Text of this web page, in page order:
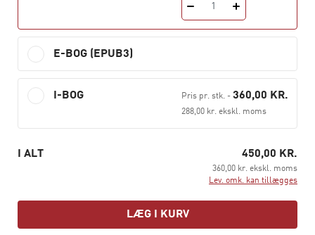
Samtidig får du indsigt i, hvordan teknologi, sociale
medier og nye digitale kontaktformer påvirker både
kundens beslutningsrejse og din rolle som sælger.
Bogen behandler blandt andet:
Kommunikationens betydning i salgsarbejdet
Præsentationsteknik og den professionelle
Personlige kompetencer, mental robusthed og
Forhandling og håndtering af interesseforskelle
1
E-BOG (EPUB3)
I-BOG Pris pr. stk.- 360,00 KR.
288,00 kr. ekskl. moms
I ALT 450,00 KR.
360,00 kr. ekskl. moms
Lev. omk. kan tillægges
LÆG I KURV